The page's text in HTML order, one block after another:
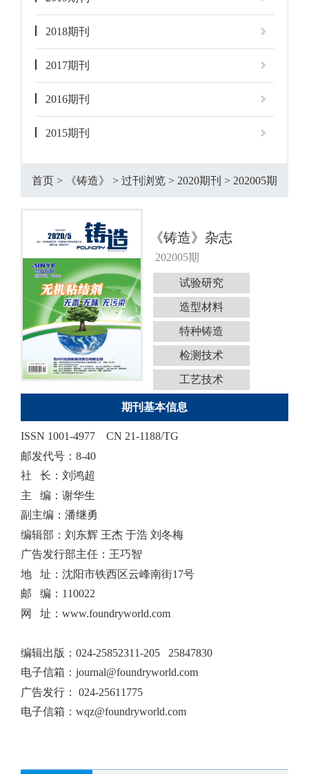
2018期刊
2017期刊
2016期刊
2015期刊
首页 > 《铸造》 > 过刊浏览 > 2020期刊 > 202005期
《铸造》杂志
202005期
试验研究
造型材料
特种铸造
检测技术
工艺技术
期刊基本信息
ISSN 1001-4977 CN 21-1188/TG
邮发代号：8-40
社 长：刘鸿超
主 编：谢华生
副主编：潘继勇
编辑部：刘东辉 王杰 于浩 刘冬梅
广告发行部主任：王巧智
地 址：沈阳市铁西区云峰南街17号
邮 编：110022
网 址：www.foundryworld.com
编辑出版 ： 024-25852311-205 25847830
电子信箱： journal@foundryworld.com
广告发行：
024-25611775
电子信箱： wqz@foundryworld.com